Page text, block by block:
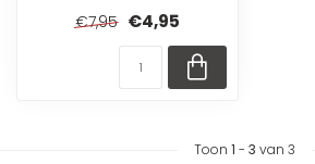
€7,95 €4,95
Toon 1 - 3 van 3